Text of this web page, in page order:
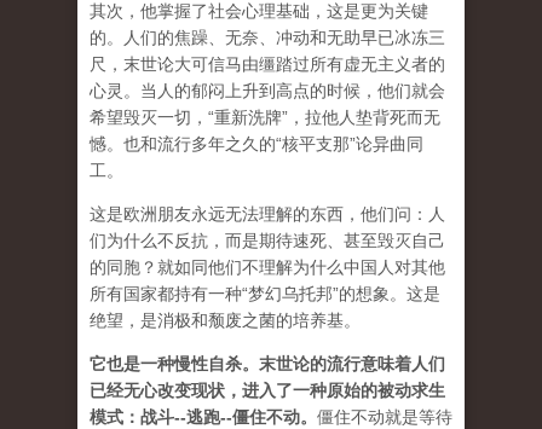
其次，他掌握了社会心理基础，这是更为关键
的。人们的焦躁、无奈、冲动和无助早已冰冻三
尺，末世论大可信马由缰踏过所有虚无主义者的
心灵。当人的郁闷上升到高点的时候，他们就会
希望毁灭一切，“重新洗牌”，拉他人垫背死而无
憾。也和流行多年之久的“核平支那”论异曲同
工。
这是欧洲朋友永远无法理解的东西，他们问：人
们为什么不反抗，而是期待速死、甚至毁灭自己
的同胞？就如同他们不理解为什么中国人对其他
所有国家都持有一种“梦幻乌托邦”的想象。这是
绝望，是消极和颓废之菌的培养基。
它也是一种慢性自杀。末世论的流行意味着人们
已经无心改变现状，进入了一种原始的被动求生
模式：战斗--逃跑--僵住不动。 僵住不动就是等待